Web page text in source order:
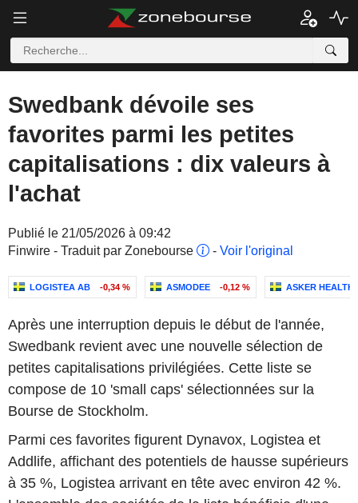
Swedbank dévoile ses
favorites parmi les petites
capitalisations : dix valeurs à
l'achat
Publié le 21/05/2026 à 09:42
Finwire - Traduit par Zonebourse
- Voir l'original
LOGISTEA AB -0,34 % ASMODEE -0,12 % ASKER
Après une interruption depuis le début de l'année,
Swedbank revient avec une nouvelle sélection de
petites capitalisations privilégiées. Cette liste se
compose de 10 'small caps' sélectionnées sur la
Bourse de Stockholm.
Parmi ces favorites figurent Dynavox, Logistea et
Addlife, affichant des potentiels de hausse supérieurs
à 35 %, Logistea arrivant en tête avec environ 42 %.